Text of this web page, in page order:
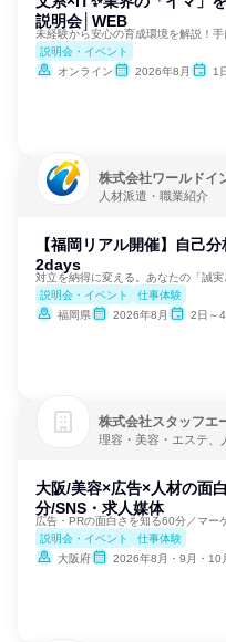
説明会│WEB
未経験から安心の育成環境を解説！
説明会・イベント
オンライン
2026年8月 1
株式会社ワールドイ
人材派遣・職業紹介
【福岡リアル開催】自己
2days
対立を納得に変える。あなたの「誠実
説明会・イベント
仕事体験
福岡県
2026年8月 2日～4
株式会社スタッフエ
理容・美容・エステ、
大阪/美容×広告×人材の面
分/SNS・求人媒体
広告・PRの面白さを知る60分／マー
説明会・イベント
仕事体験
大阪府
2026年8月・9月・10